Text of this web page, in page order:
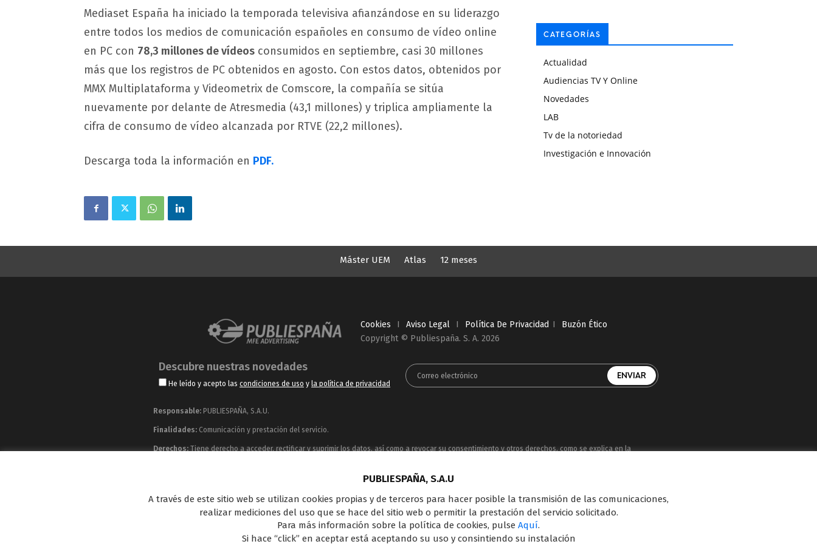
Mediaset España ha iniciado la temporada televisiva afianzándose en su liderazgo
entre todos los medios de comunicación españoles en consumo de vídeo online
en PC con 78,3 millones de vídeos consumidos en septiembre, casi 30 millones
más que los registros de PC obtenidos en agosto. Con estos datos, obtenidos por
MMX Multiplataforma y Videometrix de Comscore, la compañía se sitúa
nuevamente por delante de Atresmedia (43,1 millones) y triplica ampliamente la
cifra de consumo de vídeo alcanzada por RTVE (22,2 millones).
Descarga toda la información en PDF.
CATEGORÍAS
Actualidad
Audiencias TV Y Online
Novedades
LAB
Tv de la notoriedad
Investigación e Innovación
Máster UEM Atlas 12 meses
Cookies I Aviso Legal I Política De Privacidad I
Buzón Ético
Copyright © Publiespaña. S. A. 2026
Descubre nuestras novedades
He leído y acepto las condiciones de uso y la política de privacidad
Responsable: PUBLIESPAÑA, S.A.U.
Finalidades: Comunicación y prestación del servicio.
Derechos: Tiene derecho a acceder, rectificar y suprimir los datos, así como a revocar su consentimiento y otros derechos, como se explica en la
Publiespaña es empresa de Mediaset España concesionaria del espacio publicitario de sus siete canales en abierto: Telecinco, Cuatro, Factoría de Ficción, Boing, Divinity ,
Energy y Be Mad, así como de una amplia oferta en el panorama de medios y con una gran experiencia en la comercialización de diferentes soportes en Internet y TV
Outdoor Digital.
PUBLIESPAÑA, S.A.U
A través de este sitio web se utilizan cookies propias y de terceros para hacer posible la transmisión de las comunicaciones,
realizar mediciones del uso que se hace del sitio web o permitir la prestación del servicio solicitado.
Para más información sobre la política de cookies, pulse Aquí.
Si hace “click” en aceptar está aceptando su uso y consintiendo su instalación